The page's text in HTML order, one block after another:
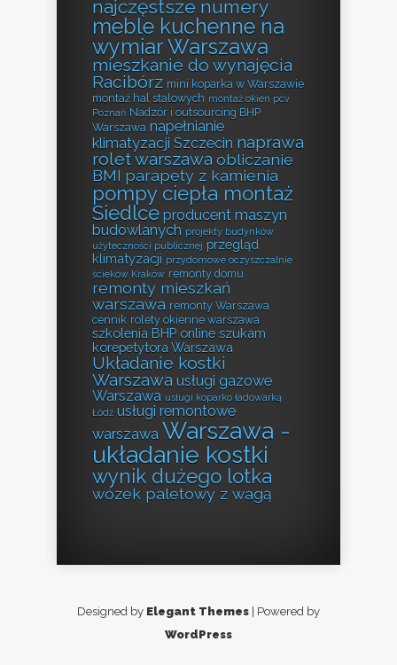
najczęstsze numery
meble kuchenne na
wymiar Warszawa
mieszkanie do wynajęcia
Racibórz mini koparka w Warszawie
montaż hal stalowych montaż okien pcv
Poznań Nadzór i outsourcing BHP
Warszawa napełnianie
klimatyzacji Szczecin naprawa
rolet warszawa obliczanie
BMI parapety z kamienia
pompy ciepła montaż
Siedlce producent maszyn
budowlanych projekty budynków
użyteczności publicznej przegląd
klimatyzacji przydomowe oczyszczalnie
ścieków Kraków remonty domu
remonty mieszkań
warszawa remonty Warszawa
cennik rolety okienne warszawa
szkolenia BHP online szukam
korepetytora Warszawa
Układanie kostki
Warszawa usługi gazowe
Warszawa usługi koparko ładowarką
Łódź usługi remontowe
warszawa Warszawa -
układanie kostki
wynik dużego lotka
wózek paletowy z wagą
Designed by Elegant Themes | Powered by
WordPress